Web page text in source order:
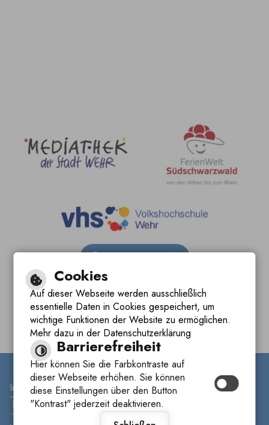
Barrierefreie Ansicht
Gebärdensprache
Inhalt|Impressum |Datenschutzerklärung
Barrierefreiheit
Cookies
Auf dieser Webseite werden ausschließlich
essentielle Daten in Cookies gespeichert, um
wichtige Funktionen der Website zu ermöglichen.
Mehr dazu in der Datenschutzerklärung
Barrierefreiheit
Hier können Sie die Farbkontraste auf
dieser Webseite erhöhen. Sie können
diese Einstellungen über den Button
"Kontrast" jederzeit deaktivieren.